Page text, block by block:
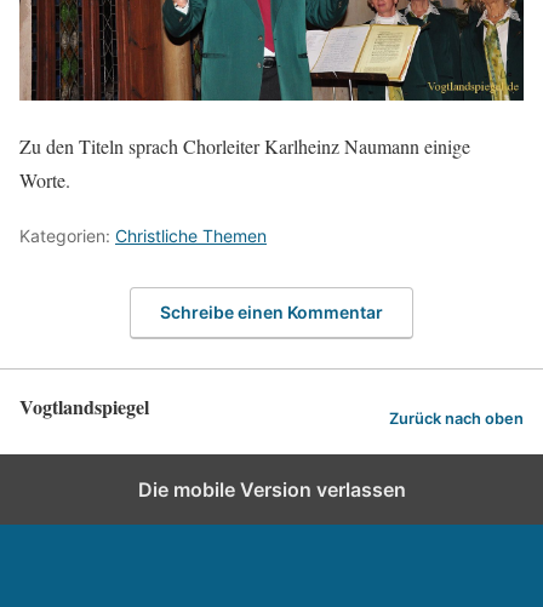
Zu den Titeln sprach Chorleiter Karlheinz Naumann einige
Worte.
Kategorien: Christliche Themen
Schreibe einen Kommentar
Vogtlandspiegel Zurück nach oben
Die mobile Version verlassen